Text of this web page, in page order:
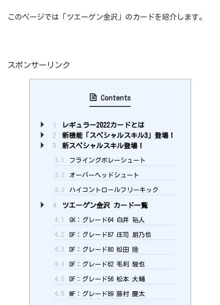
このページでは「ツエーゲン金沢」のカードを紹介します。
スポンサーリンク
Contents
1
レギュラー2022カードとは
2
新機能「スペシャルスキル3」登場！
3
新スペシャルスキル登場！
3.1 フライングボレーシュート
3.2 オーバーヘッドシュート
3.3 ハイコントロールフリーキック
4 ツエーゲン金沢 カード一覧
4.1 GK：グレード64 白井 裕人
4.2 DF：グレード87 庄司 朋乃也
4.3 DF：グレード80 松田 陸
4.4 DF：グレード62 毛利 駿也
4.5 DF：グレード56 松本 大輔
4.6 MF：グレード89 藤村 慶太